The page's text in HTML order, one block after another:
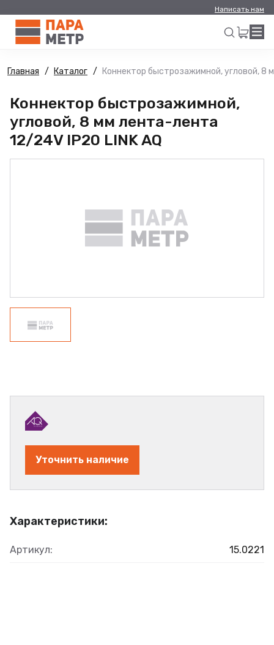
Написать нам
Искать
Главная Каталог Коннектор быстрозажимной, угловой, 8
Коннектор быстрозажимной,
угловой, 8 мм лента-лента
12/24V IP20 LINK AQ
Характеристики:
Артикул: 15.0221
Уточнить наличие